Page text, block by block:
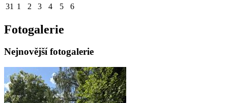
31 1 2 3 4 5 6
Fotogalerie
Nejnovější fotogalerie